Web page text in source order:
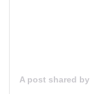
A post shared by